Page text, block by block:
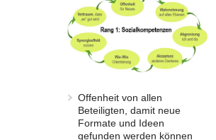
Offenheit von allen
Beteiligten, damit neue
Formate und Ideen
gefunden werden können